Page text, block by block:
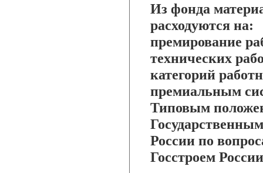
Из фонда
расходуются на:
премирование
технических
категорий
премиальным
Типовым
России по
Госстроем